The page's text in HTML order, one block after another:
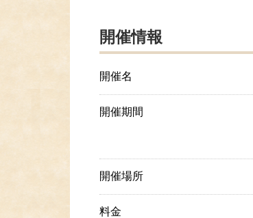
開催情報
開催名
開催期間
開催場所
料金